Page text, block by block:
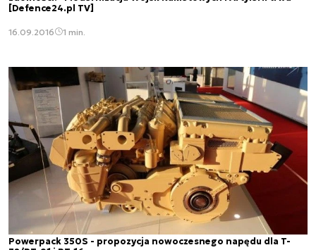
[Defence24.pl TV]
16.09.2016 1 min.
Powerpack 350S - propozycja nowoczesnego napędu dla T-